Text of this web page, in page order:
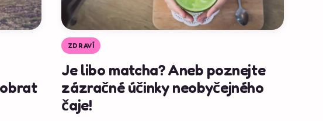
Je libo matcha? Aneb poznejte
zázračné účinky neobyčejného
čaje!
ZDRAVÍ